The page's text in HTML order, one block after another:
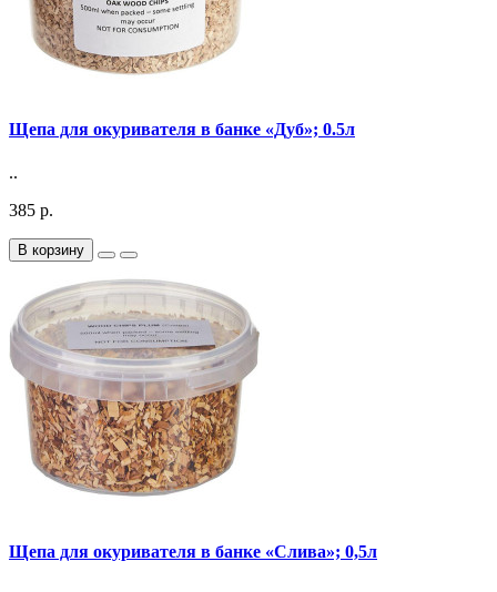
Щепа для окуривателя в банке «Дуб»; 0.5л
..
385 р.
В корзину
Щепа для окуривателя в банке «Слива»; 0,5л